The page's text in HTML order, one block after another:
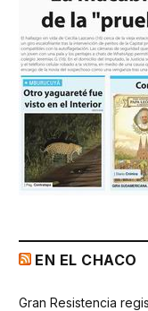
EN EL CHACO
Gran Resistencia